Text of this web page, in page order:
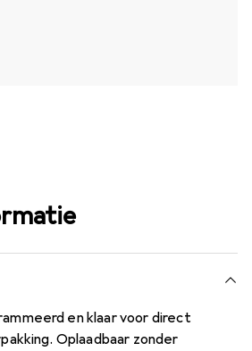
en klaar voor direct
Oplaadbaar zonder